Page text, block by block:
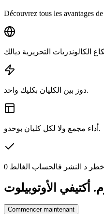
Découvrez tous les avantages
دوز بين الكليان بكليك واحد.
أداء مجمع ولا لكل كليان بوحدو.
Commencer maintenant